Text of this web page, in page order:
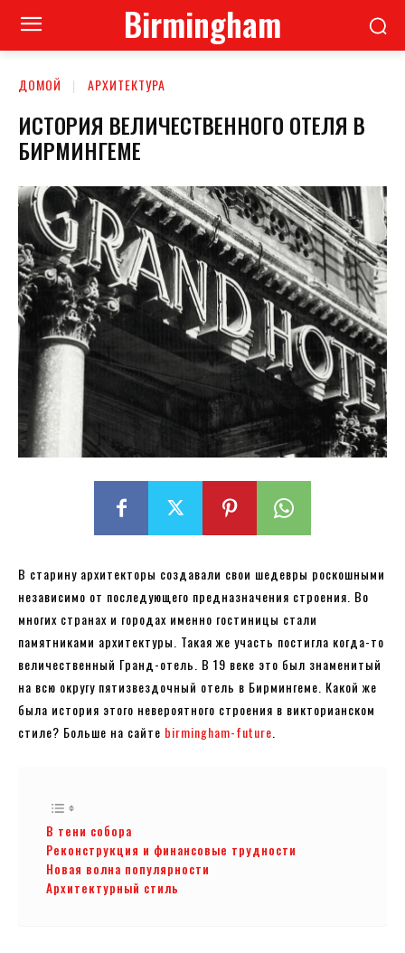
Birmingham
ДОМОЙ АРХИТЕКТУРА
ИСТОРИЯ ВЕЛИЧЕСТВЕННОГО ОТЕЛЯ В
БИРМИНГЕМЕ
В старину архитекторы создавали свои шедевры роскошными
независимо от последующего предназначения строения. Во
многих странах и городах именно гостиницы стали
памятниками архитектуры. Такая же участь постигла когда-то
величественный Гранд-отель. В 19 веке это был знаменитый
на всю округу пятизвездочный отель в Бирмингеме. Какой же
была история этого невероятного строения в викторианском
стиле? Больше на сайте birmingham-future
В тени собора
Реконструкция и финансовые трудности
Новая волна популярности
Архитектурный стиль